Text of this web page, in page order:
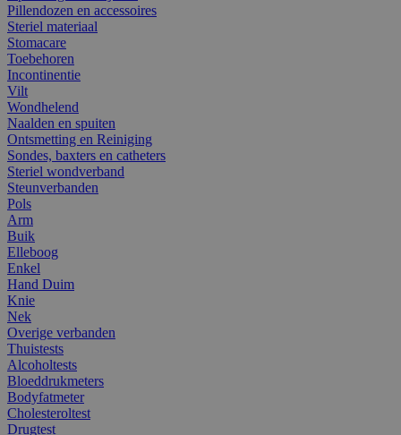
Pillendozen en accessoires
Steriel materiaal
Stomacare
Toebehoren
Incontinentie
Vilt
Wondhelend
Naalden en spuiten
Ontsmetting en Reiniging
Sondes, baxters en catheters
Steriel wondverband
Steunverbanden
Pols
Arm
Buik
Elleboog
Enkel
Hand Duim
Knie
Nek
Overige verbanden
Thuistests
Alcoholtests
Bloeddrukmeters
Bodyfatmeter
Cholesteroltest
Drugtest